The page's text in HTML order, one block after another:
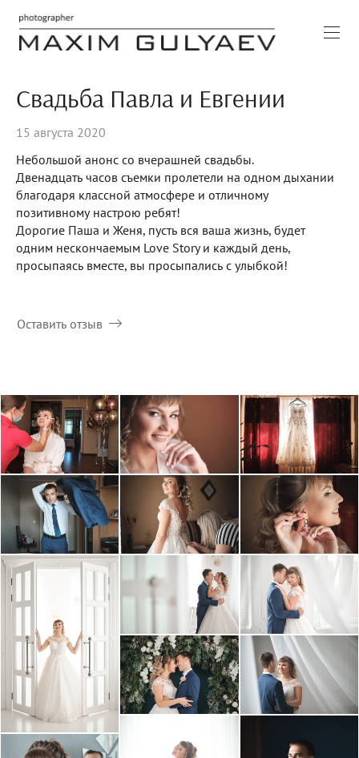
Свадьба Павла и Евгении
15 августа 2020
Небольшой анонс со вчерашней свадьбы.
Двенадцать часов съемки пролетели на одном дыхании
благодаря классной атмосфере и отличному
позитивному настрою ребят!
Дорогие Паша и Женя, пусть вся ваша жизнь, будет
одним нескончаемым Love Story и каждый день,
просыпаясь вместе, вы просыпались с улыбкой!
Оставить отзыв